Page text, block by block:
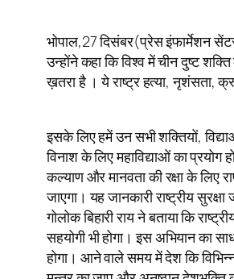
भोपाल,27 दिसंबर(प्रेस इंफार्मेशन
उन्होंने कहा कि विश्व में चीन दुष्ट
ख़तरा है । ये राष्ट्र हत्या, नृशंसता,
इसके लिए हमें उन सभी शक्तियों,
विनाश के लिए महाविद्याओं का
कल्याण और मानवता की रक्षा के लिए
जाएगा। यह जानकारी राष्ट्रीय
गोलोक बिहारी राय ने बताया कि
सहयोगी भी होगा। इस अभियान का
होगा। आने वाले समय में देश कि